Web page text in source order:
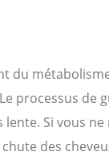
du
processus de
Si vous
des